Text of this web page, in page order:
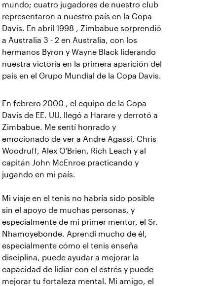
mundo; cuatro jugadores de nuestro club
representaron a nuestro país en la Copa
Davis. En abril 1998 , Zimbabue sorprendió
a Australia 3 - 2 en Australia, con los
hermanos Byron y Wayne Black liderando
nuestra victoria en la primera aparición del
país en el Grupo Mundial de la Copa Davis.
En febrero 2000 , el equipo de la Copa
Davis de EE. UU. llegó a Harare y derrotó a
Zimbabue. Me sentí honrado y
emocionado de ver a Andre Agassi, Chris
Woodruff, Alex O'Brien, Rich Leach y al
capitán John McEnroe practicando y
jugando en mi país.
Mi viaje en el tenis no habría sido posible
sin el apoyo de muchas personas, y
especialmente de mi primer mentor, el Sr.
Nhamoyebonde. Aprendí mucho de él,
especialmente cómo el tenis enseña
disciplina, puede ayudar a mejorar la
capacidad de lidiar con el estrés y puede
mejorar tu fortaleza mental. Mi amigo, el